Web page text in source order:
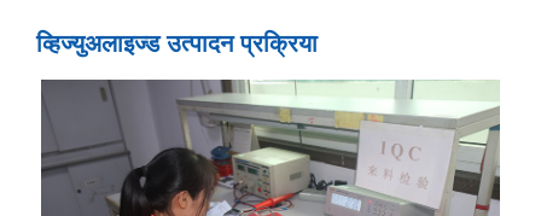
व्हिज्युअलाइज्ड उत्पादन प्रक्रिया